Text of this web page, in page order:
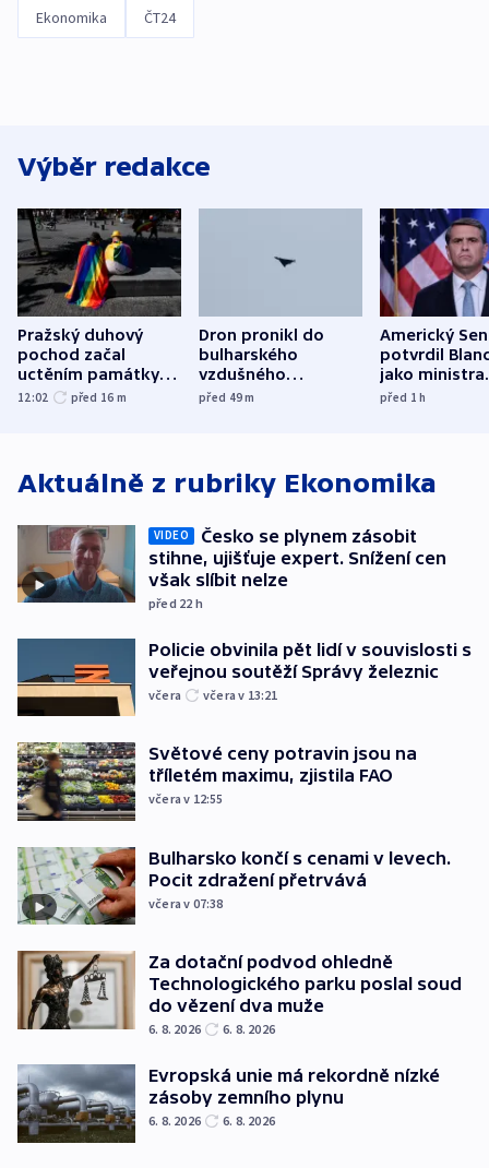
Ekonomika ČT24
Výběr redakce
Pražský duhový
pochod začal
uctěním památky
obětí berlínského
12:02 před 16 m
Dron pronikl do
bulharského
vzdušného
prostoru,
před 49m
Americký
potvrdil
jako ministra
před 1h
Aktuálně z rubriky Ekonomika
VIDEO
Česko se plynem zásobit
stihne, ujišťuje expert. Snížení cen
však slíbit nelze
před 22 h
Policie obvinila pět lidí v souvislosti s
veřejnou soutěží Správy železnic
včera včera v 13:21
Světové ceny potravin jsou na
tříletém maximu, zjistila FAO
včera v 12:55
Bulharsko končí s cenami v levech.
Pocit zdražení přetrvává
včera v 07:38
Za dotační podvod ohledně
Technologického parku poslal soud
do vězení dva muže
6. 8. 2026 6. 8. 2026
Evropská unie má rekordně nízké
zásoby zemního plynu
6. 8. 2026 6. 8. 2026